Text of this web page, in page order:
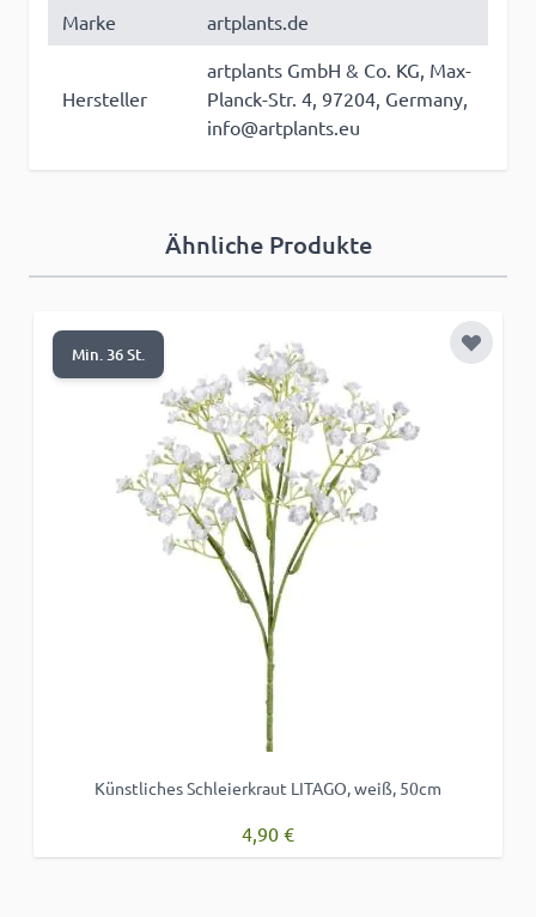
Marke artplants.de
Hersteller
artplants GmbH & Co. KG, Max-
Planck-Str. 4, 97204, Germany,
info@artplants.eu
Ähnliche Produkte
Min. 36 St. Zur
Künstliches Schleierkraut LITAGO, weiß, 50cm
4,90 €